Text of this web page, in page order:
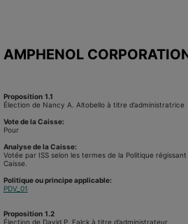
AMPHENOL
Proposition 1.1
Élection de Nancy A. Altobello à titre d’administratrice
Vote de la Caisse:
Pour
Analyse de la Caisse:
Votée par ISS selon les termes de la Politique
Caisse.
Politique ou principe applicable:
PDV_01
Proposition 1.2
Élection de David P. Falck à titre d’administrateur